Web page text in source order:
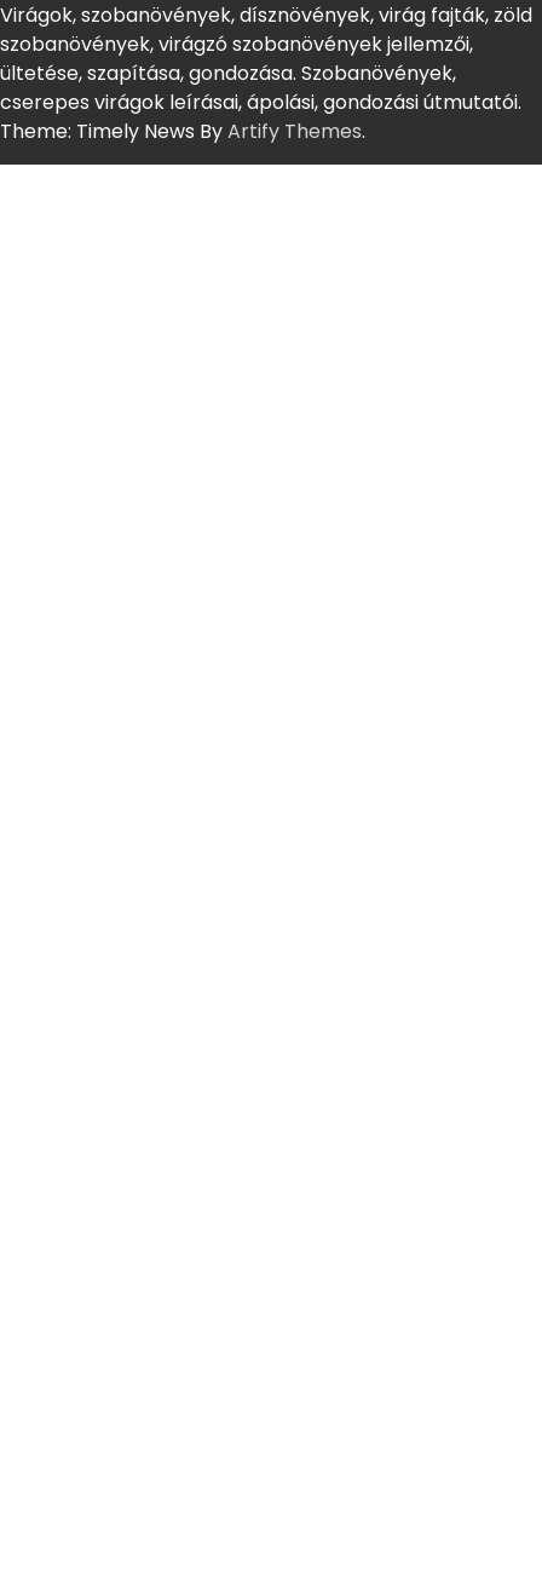
Virágok, szobanövények, dísznövények, virág fajták, zöld
szobanövények, virágzó szobanövények jellemzői,
ültetése, szapítása, gondozása. Szobanövények,
cserepes virágok leírásai, ápolási, gondozási útmutatói.
Theme: Timely News ByArtify Themes.